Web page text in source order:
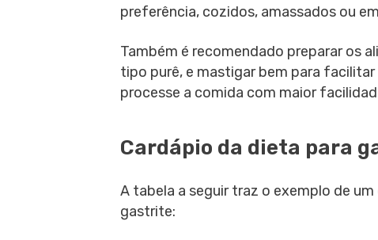
preferência, cozidos, amassados ou
Também é recomendado preparar os
tipo purê, e mastigar bem para
processe a comida com maior
Cardápio da dieta para
A tabela a seguir traz o exemplo de
gastrite: